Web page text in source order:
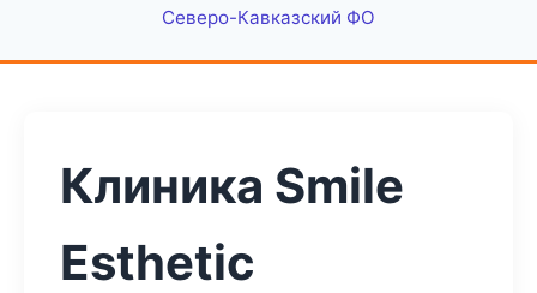
Северо-Кавказский ФО
Клиника Smile
Esthetic